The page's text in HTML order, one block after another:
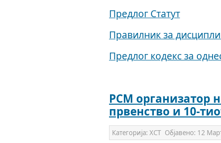
Предлог Статут
Правилник за
Предлог кодекс за
РСМ организатор
првенство и 10-
Категорија: ХСТ Објавено: 12